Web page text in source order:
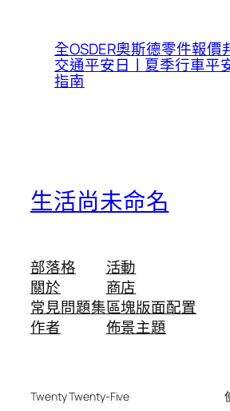
全OSDER奧斯德零件報價
交通平安日丨夏季行車平
指南
生活尚未命名
部落格
關於
常見問題集
作者
活動
商店
區塊版面配置
佈景主題
Twenty Twenty-Five